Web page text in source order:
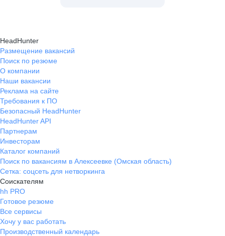
HeadHunter
Размещение вакансий
Поиск по резюме
О компании
Наши вакансии
Реклама на сайте
Требования к ПО
Безопасный HeadHunter
HeadHunter API
Партнерам
Инвесторам
Каталог компаний
Поиск по вакансиям в Алексеевке (Омская область)
Сетка: соцсеть для нетворкинга
Соискателям
hh PRO
Готовое резюме
Все сервисы
Хочу у вас работать
Производственный календарь